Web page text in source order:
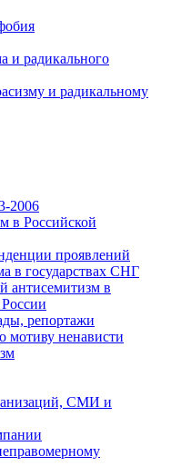
и радикального
и радикальному
2006
в Российской
проявлений
в государствах СНГ
антисемитизм в
репортажи
мотиву ненависти
СМИ и